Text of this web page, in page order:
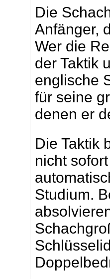
Die
Anfänger,
Wer die
der Taktik
englische
für seine
denen er
Die Taktik
nicht
Studium.